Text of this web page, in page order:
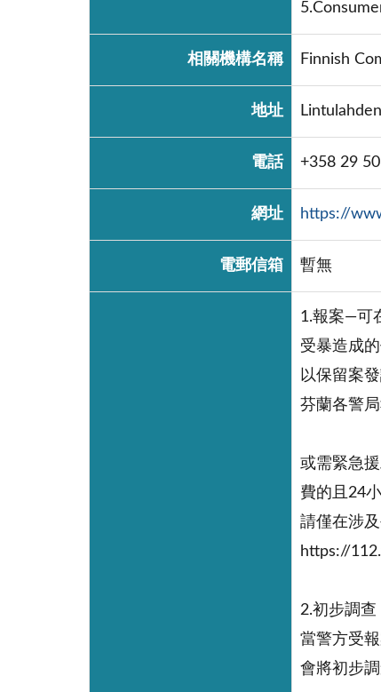
相關機構名稱 Finnish
地址
電話 +358 29
網址 https://
電郵信箱 暫無
1.報案—可
受暴造成
以保留案發
芬蘭各警
或需緊急
費的且24
請僅在涉
https://
2.初步調查
當警方受
會將初步